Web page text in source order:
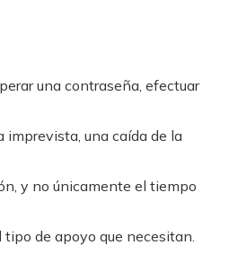
una contraseña, efectuar
imprevista, una caída de la
y no únicamente el tiempo
de apoyo que necesitan.